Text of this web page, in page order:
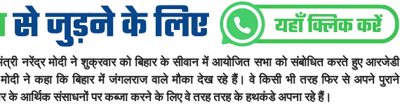
नरेंद्र मोदी ने शुक्रवार को बिहार के सीवान में आयोजित सभा को संबोधित करते हुए आरजेडी
ने कहा कि बिहार में जंगलराज वाले मौका देख रहे हैं। वे किसी भी तरह फिर से अपने पुराने
के आर्थिक संसाधनों पर कब्जा करने के लिए वे तरह तरह के हथकंडे अपना रहे हैं।